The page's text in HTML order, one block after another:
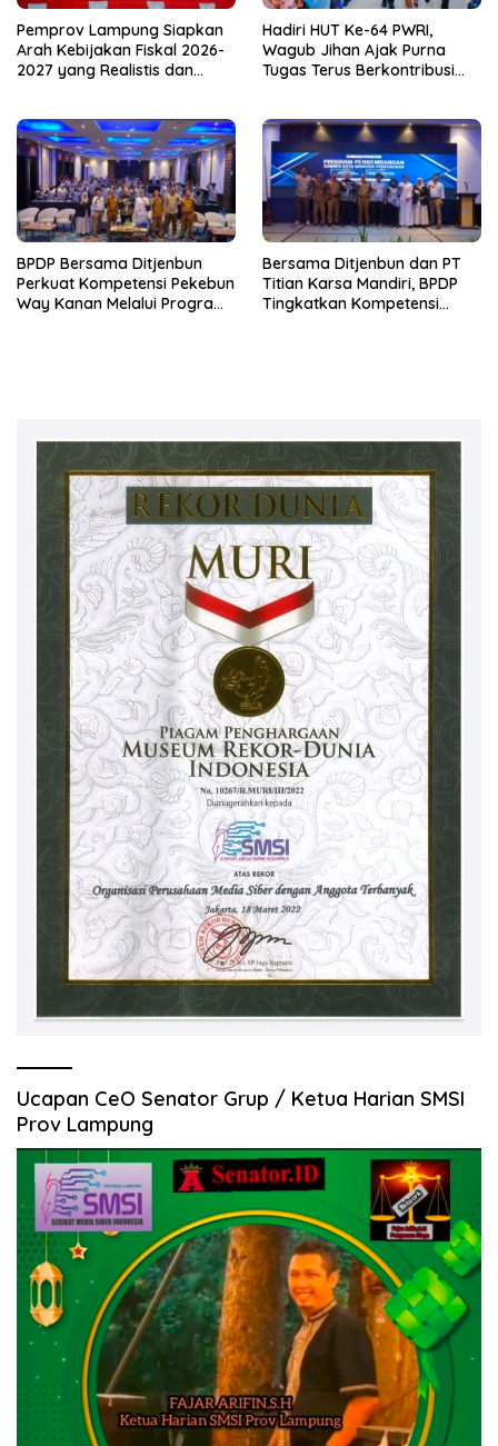
Pemprov Lampung Siapkan
Arah Kebijakan Fiskal 2026-
2027 yang Realistis dan
Hadiri HUT Ke-64 PWRI,
Wagub Jihan Ajak Purna
Tugas Terus Berkontribusi
BPDP Bersama Ditjenbun
Perkuat Kompetensi Pekebun
Way Kanan Melalui Program
Bersama Ditjenbun dan PT
Titian Karsa Mandiri, BPDP
Tingkatkan Kompetensi
Ucapan CeO Senator Grup / Ketua Harian SMSI
Prov Lampung